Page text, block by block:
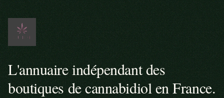
L'annuaire indépendant des
boutiques de cannabidiol en France.